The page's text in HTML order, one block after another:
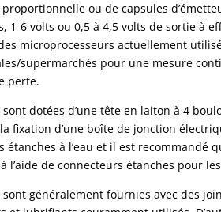
ou de capsules
1-6 volts ou 0,5 à 4,5 volts de sortie à
microprocesseurs actuellement
supermarchés pour une mesure
perte.
sont dotées d’une tête en laiton à 4
fixation d’une boîte de jonction
étanches à l’eau et il est recommandé
l’aide de connecteurs étanches pour
sont généralement fournies avec des